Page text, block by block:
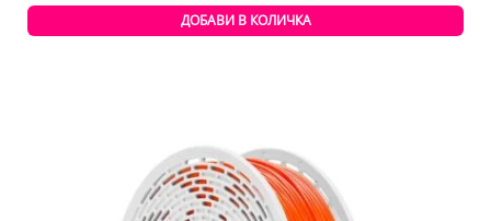
ДОБАВИ В КОЛИЧКА